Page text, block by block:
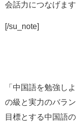
会話力につなげます
[/su_note]
「中国語を勉強し
の級と実力のバラン
目標とする中国語